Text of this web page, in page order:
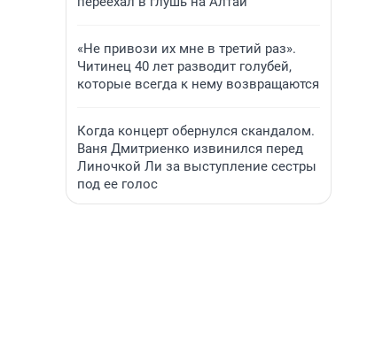
«Не привози их мне в третий раз».
Читинец 40 лет разводит голубей,
которые всегда к нему возвращаются
Когда концерт обернулся скандалом.
Ваня Дмитриенко извинился перед
Линочкой Ли за выступление сестры
под ее голос